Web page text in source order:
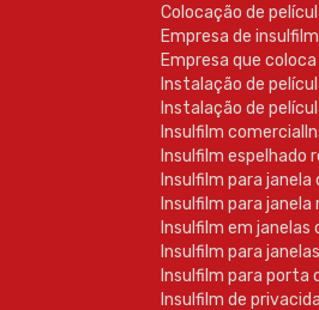
Colocação de
Empresa de
Empresa que
Instalação de
Instalação de
Insulfilm comercial
Insulfilm espelhado
Insulfilm para
Insulfilm para janela
Insulfilm em
Insulfilm para
Insulfilm para porta
Insulfilm de